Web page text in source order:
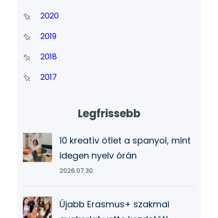
2020
2019
2018
2017
Legfrissebb
10 kreatív ötlet a spanyol, mint
idegen nyelv órán
2026.07.30.
Újabb Erasmus+ szakmai